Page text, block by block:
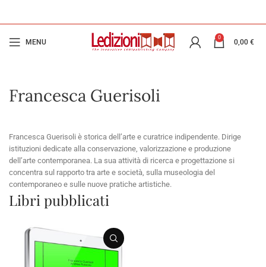
MENU
0
0,00 €
Francesca Guerisoli
Francesca Guerisoli è storica dell’arte e curatrice indipendente. Dirige
istituzioni dedicate alla conservazione, valorizzazione e produzione
dell’arte contemporanea. La sua attività di ricerca e progettazione si
concentra sul rapporto tra arte e società, sulla museologia del
contemporaneo e sulle nuove pratiche artistiche.
Libri pubblicati